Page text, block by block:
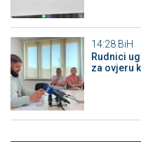
14:28 BiH
Rudnici
za ovjeru